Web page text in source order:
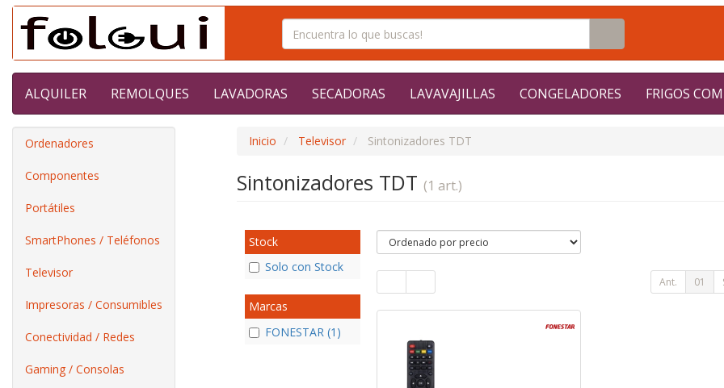
ALQUILER REMOLQUES LAVADORAS SECADORAS LAVAVAJILLAS CONGELADORES FRIGOS
Ordenadores
Componentes
Portátiles
SmartPhones / Teléfonos
Televisor
Impresoras / Consumibles
Conectividad / Redes
Gaming / Consolas
Inicio Televisor Sintonizadores TDT
Sintonizadores TDT (1 art.)
Stock
Solo con Stock
Marcas
FONESTAR (1)
Ant. 01